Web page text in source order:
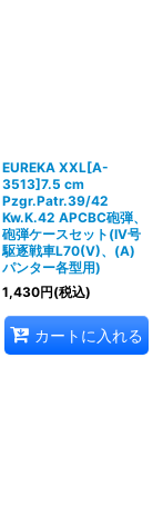
EUREKA XXL[A-
3513]7.5 cm
Pzgr.Patr.39/42
Kw.K.42 APCBC砲弾、
砲弾ケースセット(IV号
駆逐戦車L70(V)、(A)
パンター各型用)
1,430円(税込)
カートに入れる